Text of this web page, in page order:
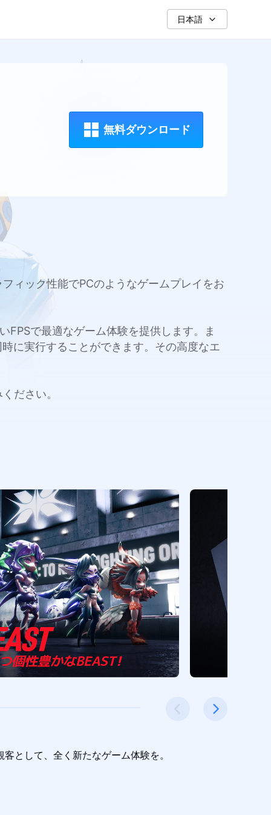
日本語
無料ダウンロード
ィック性能でPCのようなゲームプレイをお
で最適なゲーム体験を提供します。ま
に実行することができます。その高度なエ
ださい。
として、全く新たなゲーム体験を。